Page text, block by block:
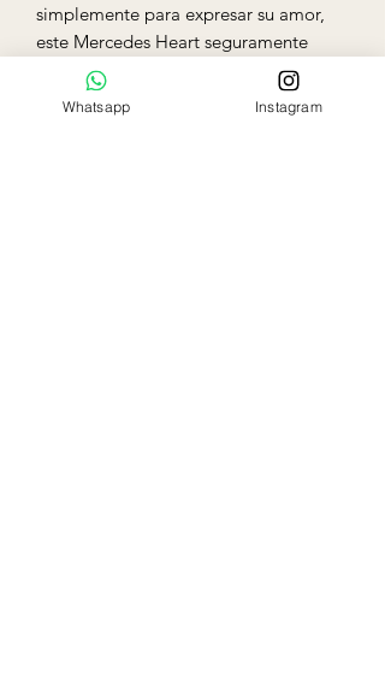
simplemente para expresar su amor,
este Mercedes Heart seguramente
dejará una impresión duradera.
Perfecto para enviar como regalo a
Whatsapp Instagram